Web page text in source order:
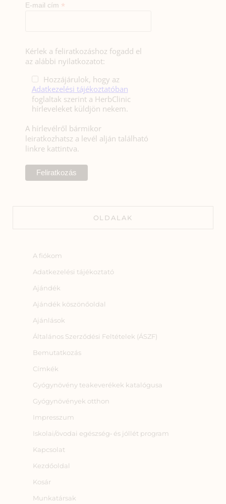
E-mail cím *
Kérlek a feliratkozáshoz fogadd el
az alábbi nyilatkozatot:
Hozzájárulok, hogy az
Adatkezelési tájékoztatóban
foglaltak szerint a HerbClinic
hírleveleket küldjön nekem.
A hírlevélről bármikor
leiratkozhatsz a levél alján található
linkre kattintva.
OLDALAK
A fiókom
Adatkezelési tájékoztató
Ajándék
Ajándék köszönőoldal
Ajánlások
Általános Szerződési Feltételek (ÁSZF)
Bemutatkozás
Címkék
Gyógynövény teakeverékek katalógusa
Gyógynövények otthon
Impresszum
Iskolai/óvodai egészség‑ és jóllét program
Kapcsolat
Kezdőoldal
Kosár
Munkatársak